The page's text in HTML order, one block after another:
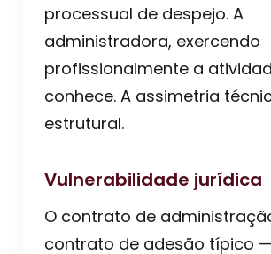
processual de despejo. A
administradora, exercendo
profissionalmente a
conhece. A assimetria
estrutural.
Vulnerabilidade jurídica
O contrato de
contrato de adesão típico